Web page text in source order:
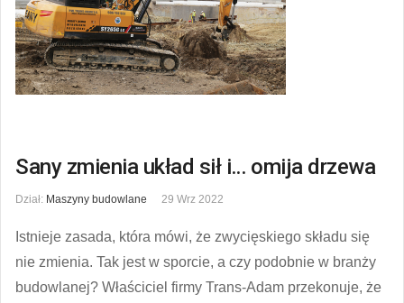
Sany zmienia układ sił i… omija drzewa
Dział: Maszyny budowlane 29 Wrz 2022
Istnieje zasada, która mówi, że zwycięskiego składu się
nie zmienia. Tak jest w sporcie, a czy podobnie w branży
budowlanej? Właściciel firmy Trans-Adam przekonuje, że